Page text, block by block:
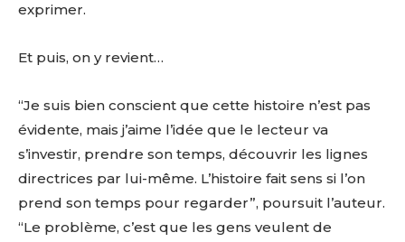
exprimer.
Et puis, on y revient…
“Je suis bien conscient que cette histoire n’est pas
évidente, mais j’aime l’idée que le lecteur va
s’investir, prendre son temps, découvrir les lignes
directrices par lui-même. L’histoire fait sens si l’on
prend son temps pour regarder”, poursuit l’auteur.
“Le problème, c’est que les gens veulent de